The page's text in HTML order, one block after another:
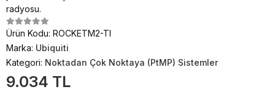
radyosu.
Ürün Kodu: ROCKETM2-TI
Marka: Ubiquiti
Kategori: Noktadan Çok Noktaya (PtMP) Sistemler
9.034 TL